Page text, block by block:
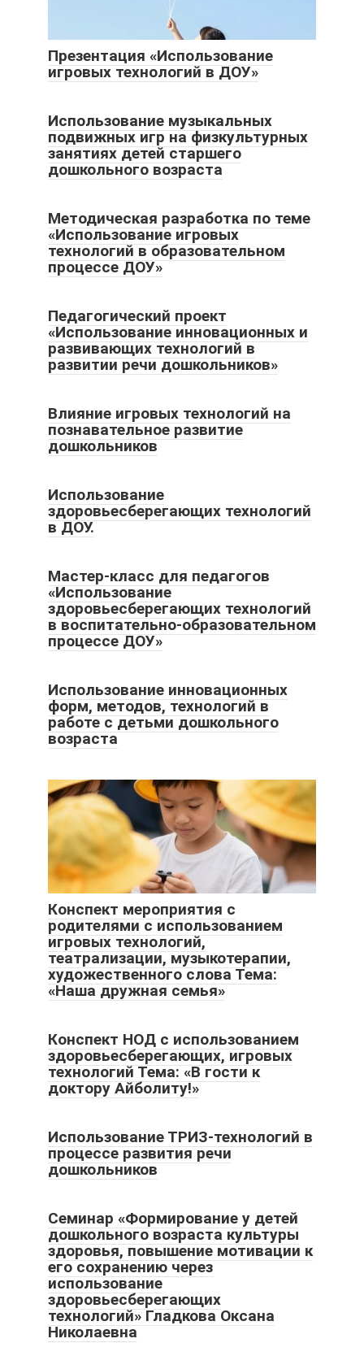
Презентация «Использование
игровых технологий в ДОУ»
Использование музыкальных
подвижных игр на физкультурных
занятиях детей старшего
дошкольного возраста
Методическая разработка по теме
«Использование игровых
технологий в образовательном
процессе ДОУ»
Педагогический проект
«Использование инновационных и
развивающих технологий в
развитии речи дошкольников»
Влияние игровых технологий на
познавательное развитие
дошкольников
Использование
здоровьесберегающих технологий
в ДОУ.
Мастер-класс для педагогов
«Использование
здоровьесберегающих технологий
в воспитательно-образовательном
процессе ДОУ»
Использование инновационных
форм, методов, технологий в
работе с детьми дошкольного
возраста
Конспект мероприятия с
родителями с использованием
игровых технологий,
театрализации, музыкотерапии,
художественного слова Тема:
«Наша дружная семья»
Конспект НОД с использованием
здоровьесберегающих, игровых
технологий Тема: «В гости к
доктору Айболиту!»
Использование ТРИЗ-технологий в
процессе развития речи
дошкольников
Семинар «Формирование у детей
дошкольного возраста культуры
здоровья, повышение мотивации к
его сохранению через
использование
здоровьесберегающих
технологий» Гладкова Оксана
Николаевна